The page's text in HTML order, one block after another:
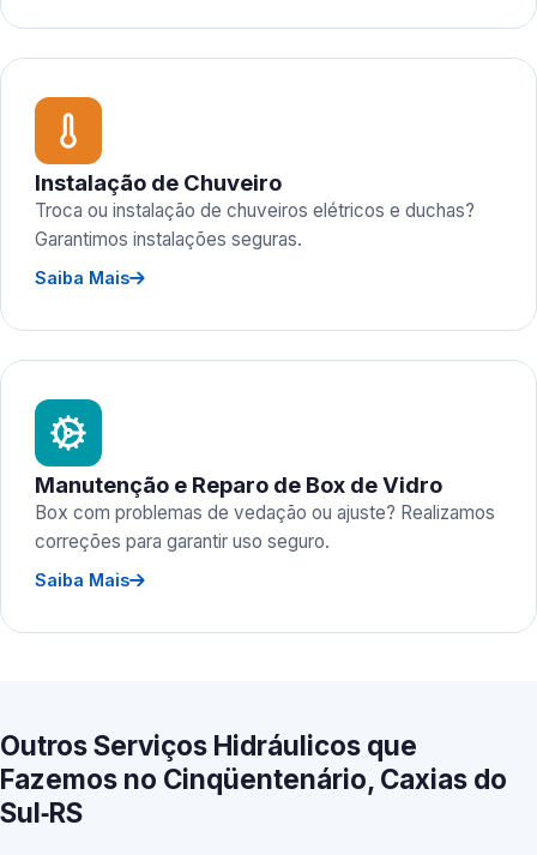
Instalação de Chuveiro
Troca ou instalação de chuveiros elétricos e duchas?
Garantimos instalações seguras.
Saiba Mais
Manutenção e Reparo de Box de Vidro
Box com problemas de vedação ou ajuste? Realizamos
correções para garantir uso seguro.
Saiba Mais
Outros Serviços Hidráulicos que
Fazemos no Cinqüentenário, Caxias do
Sul‑RS